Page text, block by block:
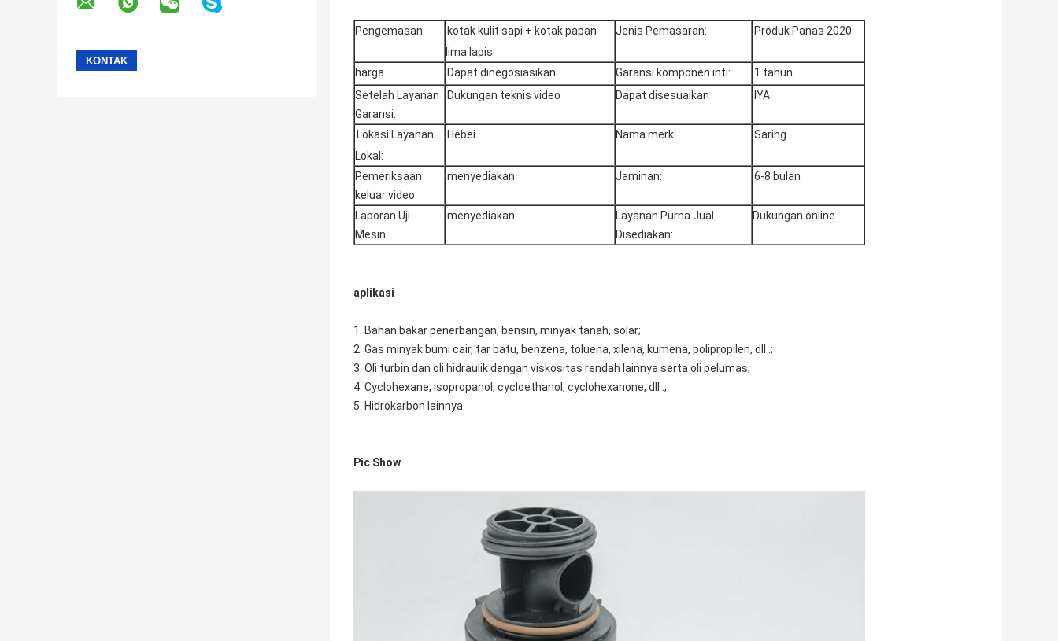
Pengemasan
kotak kulit sapi + kotak papan
lima lapis
Jenis Pemasaran: Produk Panas 2020
harga Dapat dinegosiasikan Garansi komponen inti:
1 tahun
Setelah Layanan
Garansi:
Dukungan teknis video Dapat disesuaikan IYA
Lokasi Layanan
Lokal:
Hebei Nama merk: Saring
Pemeriksaan
keluar video:
menyediakan Jaminan: 6-8 bulan
Laporan Uji
Mesin:
menyediakan
Layanan Purna Jual
Disediakan:
Dukungan online
aplikasi
1. Bahan bakar penerbangan, bensin, minyak tanah, solar;
2. Gas minyak bumi cair, tar batu, benzena, toluena, xilena, kumena, polipropilen, dll .;
3. Oli turbin dan oli hidraulik dengan viskositas rendah lainnya serta oli pelumas;
4. Cyclohexane, isopropanol, cycloethanol, cyclohexanone, dll .;
5. Hidrokarbon lainnya
Pic Show